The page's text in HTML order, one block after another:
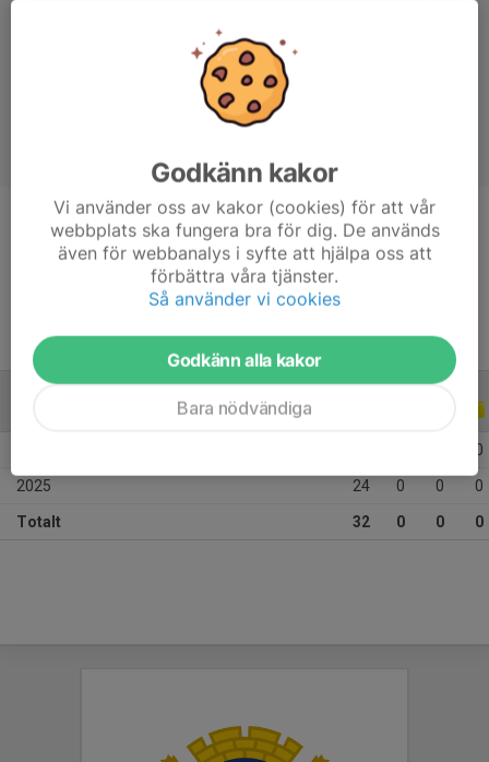
Position
-
10 år
ALLA ÅR
0
2025 24 0 0 0
Totalt 32 0 0 0
Godkänn kakor
Vi använder oss av kakor (cookies) för att vår
webbplats ska fungera bra för dig. De används
även för webbanalys i syfte att hjälpa oss att
förbättra våra tjänster.
Så använder vi cookies
Godkänn alla kakor
Bara nödvändiga